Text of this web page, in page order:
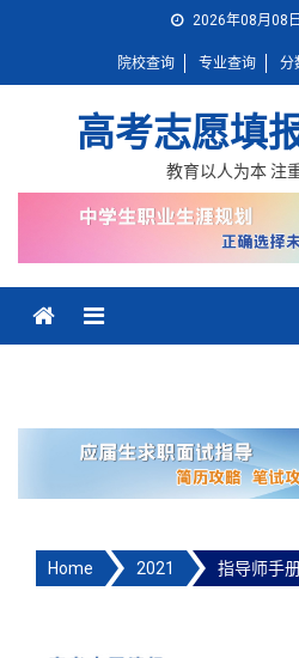
2026年08月08
院校查询 专业查询 分
高考志愿填
教育以人为本 注
Home 2021 指导师手